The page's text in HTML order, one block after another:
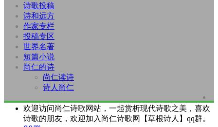
诗歌投稿
诗和远方
作家专栏
投稿专区
世界名著
短篇小说
尚仁的诗
尚仁读诗
诗人尚仁
欢迎访问尚仁诗歌网站，一起赏析现代诗歌之美，喜欢
诗歌的朋友，欢迎加入尚仁诗歌网【草根诗人】qq群。